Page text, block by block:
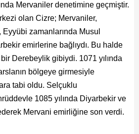
Mervaniler denetimine geçmiştir.
olan Cizre; Mervaniler,
zamanlarında Musul
emirlerine bağlıydı. Bu halde
Derebeylik gibiydi. 1071 yılında
bölgeye girmesiyle
tabi oldu. Selçuklu
1085 yılında Diyarbekir ve
Mervani emirliğine son verdi.